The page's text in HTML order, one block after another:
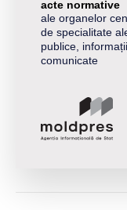
acte normative
ale organelor
de specialitate
publice,
comunicate